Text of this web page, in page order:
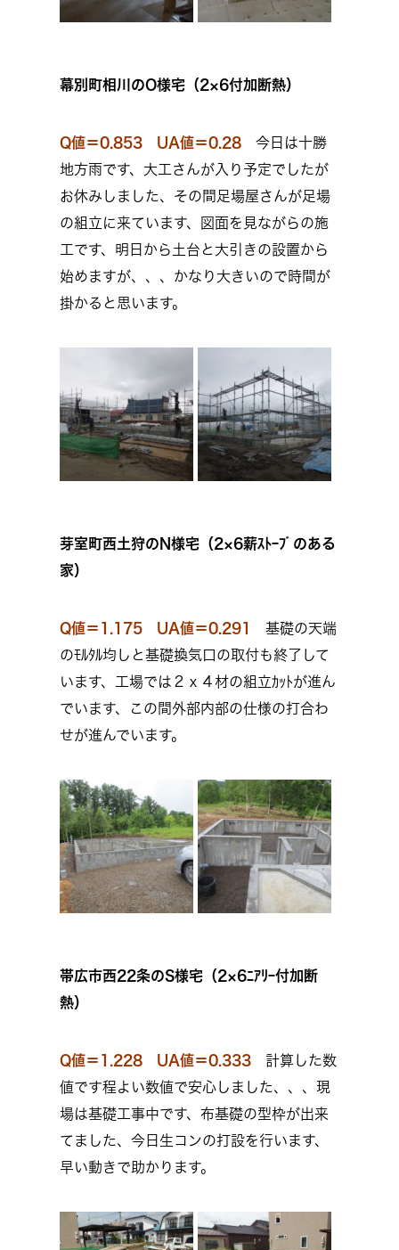
幕別町相川のO様宅（2×6付加断熱）
Q値＝0.853 UA値＝0.28
今日は十勝
地方雨です、大工さんが入り予定でしたが
お休みしました、その間足場屋さんが足場
の組立に来ています、図面を見ながらの施
工です、明日から土台と大引きの設置から
始めますが、、、かなり大きいので時間が
掛かると思います。
芽室町西土狩のN様宅（2×6薪ｽﾄｰﾌﾞのある
家）
Q値＝1.175 UA値＝0.291
基礎の天端
のﾓﾙﾀﾙ均しと基礎換気口の取付も終了して
います、工場では２ｘ４材の組立ｶｯﾄが進ん
でいます、この間外部内部の仕様の打合わ
せが進んでいます。
帯広市西22条のS様宅（2×6ﾆｱﾘｰ付加断
熱）
Q値＝1.228 UA値＝0.333
計算した数
値です程よい数値で安心しました、、、現
場は基礎工事中です、布基礎の型枠が出来
てました、今日生コンの打設を行います、
早い動きで助かります。